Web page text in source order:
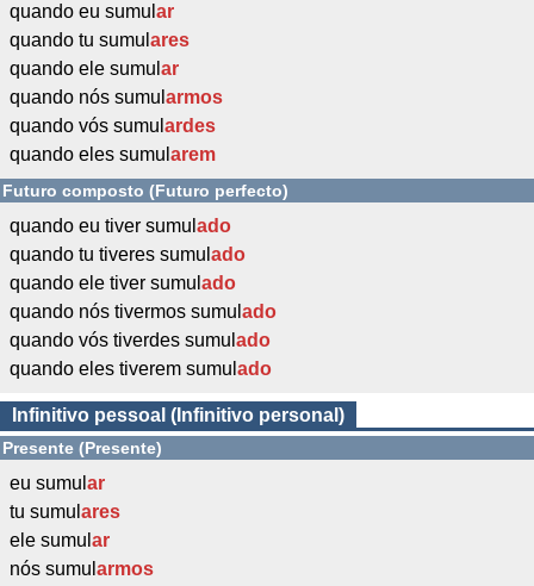
quando eu sumul ar
quando tu sumul ares
quando ele sumul ar
quando nós sumul armos
quando vós sumul ardes
quando eles sumul arem
Futuro composto (Futuro perfecto)
quando eu tiver sumul ado
quando tu tiveres sumul ado
quando ele tiver sumul ado
quando nós tivermos sumul ado
quando vós tiverdes sumul ado
quando eles tiverem sumul ado
Infinitivo pessoal (Infinitivo personal)
Presente (Presente)
eu sumul ar
tu sumul ares
ele sumul ar
nós sumul armos